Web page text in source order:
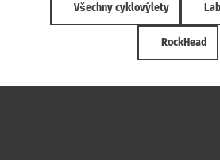
Všechny cyklovýlety
RockHead